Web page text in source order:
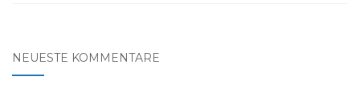
NEUESTE KOMMENTARE